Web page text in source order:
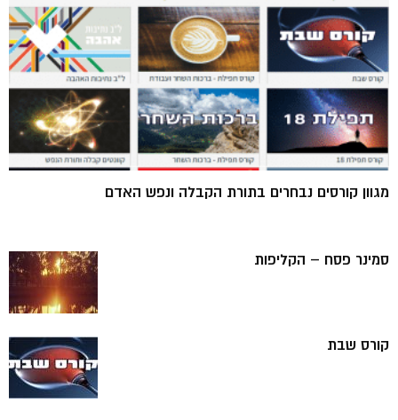
מגוון קורסים נבחרים בתורת הקבלה ונפש האדם
סמינר פסח – הקליפות
קורס שבת